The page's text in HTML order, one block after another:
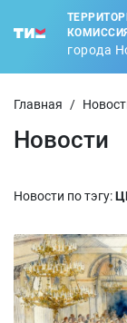
КОМИССИЯ
города
Главная /
Новости
Новости по тэгу: